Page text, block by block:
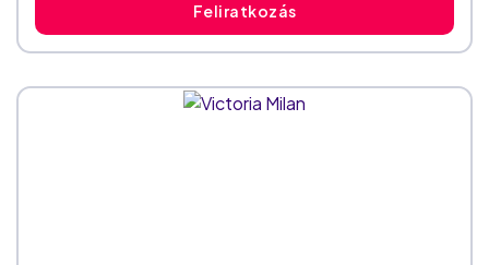
Feliratkozás